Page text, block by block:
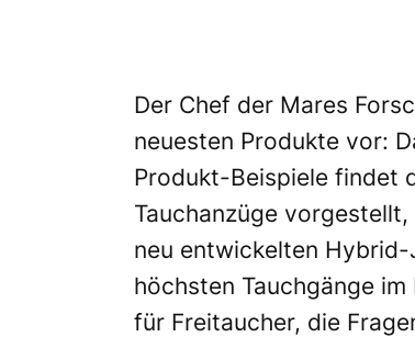
Der Chef der Mares
neuesten Produkte vor:
Produkt-Beispiele findet
Tauchanzüge
neu entwickelten
höchsten Tauchgänge
für Freitaucher, die